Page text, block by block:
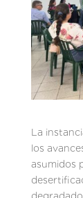
La
los
asumidos